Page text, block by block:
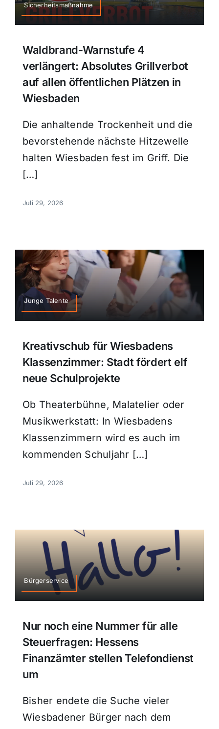
Sicherheitsmaßnahme
Waldbrand-Warnstufe 4
verlängert: Absolutes Grillverbot
auf allen öffentlichen Plätzen in
Wiesbaden
Die anhaltende Trockenheit und die
bevorstehende nächste Hitzewelle
halten Wiesbaden fest im Griff. Die
[…]
Juli 29, 2026
Junge Talente
Kreativschub für Wiesbadens
Klassenzimmer: Stadt fördert elf
neue Schulprojekte
Ob Theaterbühne, Malatelier oder
Musikwerkstatt: In Wiesbadens
Klassenzimmern wird es auch im
kommenden Schuljahr […]
Juli 29, 2026
Bürgerservice
Nur noch eine Nummer für alle
Steuerfragen: Hessens
Finanzämter stellen Telefondienst
um
Bisher endete die Suche vieler
Wiesbadener Bürger nach dem